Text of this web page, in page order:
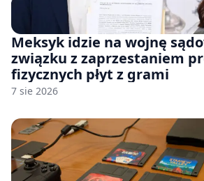
Meksyk idzie na wojnę
związku z zaprzestaniem
fizycznych płyt z grami
7 sie 2026